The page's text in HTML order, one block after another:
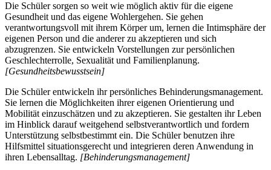
Die Schüler sorgen so weit wie möglich aktiv für die eigene
Gesundheit und das eigene Wohlergehen. Sie gehen
verantwortungsvoll mit ihrem Körper um, lernen die Intimsphäre der
eigenen Person und die anderer zu akzeptieren und sich
abzugrenzen. Sie entwickeln Vorstellungen zur persönlichen
Geschlechterrolle, Sexualität und Familienplanung.
[Gesundheitsbewusstsein]
Die Schüler entwickeln ihr persönliches Behinderungsmanagement.
Sie lernen die Möglichkeiten ihrer eigenen Orientierung und
Mobilität einzuschätzen und zu akzeptieren. Sie gestalten ihr Leben
im Hinblick darauf weitgehend selbstverantwortlich und fordern
Unterstützung selbstbestimmt ein. Die Schüler benutzen ihre
Hilfsmittel situationsgerecht und integrieren deren Anwendung in
ihren Lebensalltag. [Behinderungsmanagement]